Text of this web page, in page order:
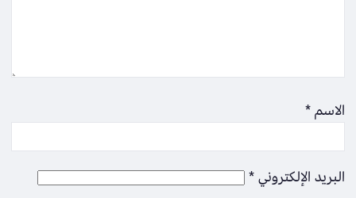
الاسم*
البريد الإلكتروني*